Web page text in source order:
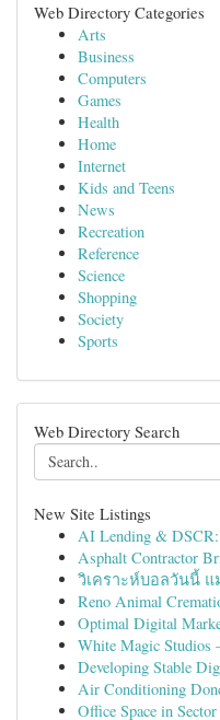
Web Directory Categories
Arts
Business
Computers
Games
Health
Home
Internet
Kids and Teens
News
Recreation
Reference
Science
Shopping
Society
Sports
Web Directory Search
New Site Listings
AI Lending & DSCR:
Asphalt Contractor
วิเคราะห์บอลวันนี้
Reno Animal
Optimal Digital
White Magic Studios
Developing Stable
Air Conditioning
Office Space in